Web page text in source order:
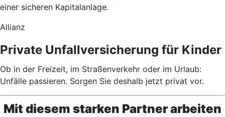
einer sicheren Kapitalanlage.
Allianz
Private Unfallversicherung für Kinder
Ob in der Freizeit, im Straßenverkehr oder im Urlaub:
Unfälle passieren. Sorgen Sie deshalb jetzt privat vor.
Mit diesem starken Partner arbeiten